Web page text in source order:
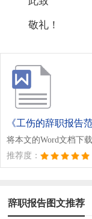
敬礼！
《工伤的辞职报告
将本文的Word文档下
推荐度：
辞职报告图文推荐